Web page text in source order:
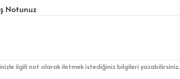
Notunuz
ilgili not olarak iletmek istediğiniz bilgileri yazabilirsiniz.